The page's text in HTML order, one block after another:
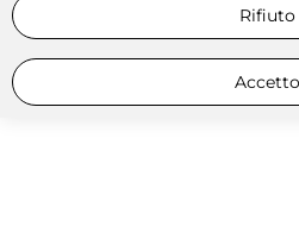
Rifiuto
Accetto